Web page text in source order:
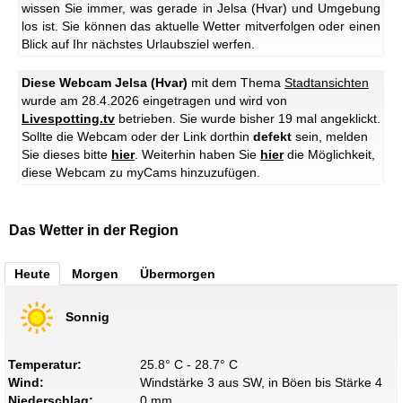
wissen Sie immer, was gerade in Jelsa (Hvar) und Umgebung
los ist. Sie können das aktuelle Wetter mitverfolgen oder einen
Blick auf Ihr nächstes Urlaubsziel werfen.
Diese Webcam Jelsa (Hvar) mit dem Thema Stadtansichten
wurde am 28.4.2026 eingetragen und wird von
Livespotting.tv betrieben. Sie wurde bisher 19 mal angeklickt.
Sollte die Webcam oder der Link dorthin defekt sein, melden
Sie dieses bitte hier. Weiterhin haben Sie hierdie Möglichkeit,
diese Webcam zu myCams hinzuzufügen.
Das Wetter in der Region
Heute Morgen Übermorgen
Sonnig
Temperatur:
25.8° C - 28.7° C
Wind:
Windstärke 3 aus SW, in Böen bis Stärke 4